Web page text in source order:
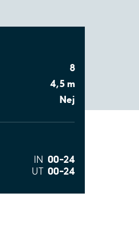
8
4,5 m
Nej
IN 00–24
UT 00–24